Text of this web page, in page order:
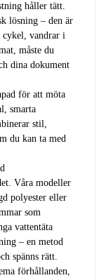
håller tätt.
lösning – den är
cykel, vandrar i
måste du
dina dokument
för att möta
smarta
stil,
du kan ta med
Våra modeller
polyester eller
som
vattentäta
– en metod
spänns rätt.
förhållanden,